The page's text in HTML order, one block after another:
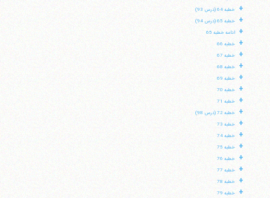
+ خطبه 64 (درس 93)
+ خطبه 65 (درس 94)
+ ادامه خطبه 65
+ خطبه 66
+ خطبه 67
+ خطبه 68
+ خطبه 69
+ خطبه 70
+ خطبه 71
+ خطبه 72 (درس 98)
+ خطبه 73
+ خطبه 74
+ خطبه 75
+ خطبه 76
+ خطبه 77
+ خطبه 78
+ خطبه 79